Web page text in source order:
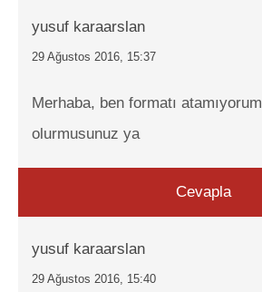
yusuf karaarslan
29 Ağustos 2016, 15:37
Merhaba, ben formatı atamıyorum
olurmusunuz ya
Cevapla
yusuf karaarslan
29 Ağustos 2016, 15:40